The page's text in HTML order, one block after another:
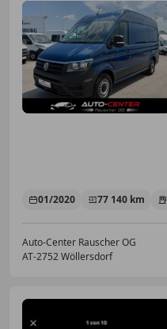
01/2020 77 140 km
Auto-Center Rauscher OG
AT-2752 Wöllersdorf